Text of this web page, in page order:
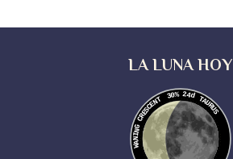
LA LUNA HOY
30% 24dTAURUS
WANING CRESCENT